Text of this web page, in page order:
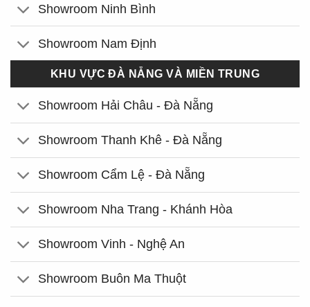
Showroom Ninh Bình
Showroom Nam Định
KHU VỰC ĐÀ NẴNG VÀ MIỀN TRUNG
Showroom Hải Châu - Đà Nẵng
Showroom Thanh Khê - Đà Nẵng
Showroom Cẩm Lệ - Đà Nẵng
Showroom Nha Trang - Khánh Hòa
Showroom Vinh - Nghệ An
Showroom Buôn Ma Thuột